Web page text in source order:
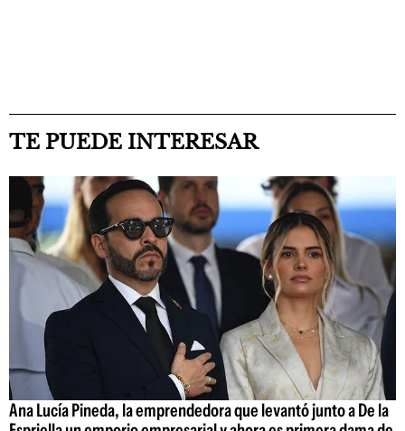
TE PUEDE INTERESAR
Ana Lucía Pineda, la emprendedora que levantó junto a De la